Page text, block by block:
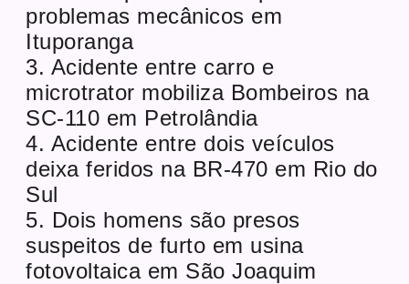
problemas mecânicos em
Ituporanga
3. Acidente entre carro e
microtrator mobiliza Bombeiros na
SC-110 em Petrolândia
4. Acidente entre dois veículos
deixa feridos na BR-470 em Rio do
Sul
5. Dois homens são presos
suspeitos de furto em usina
fotovoltaica em São Joaquim